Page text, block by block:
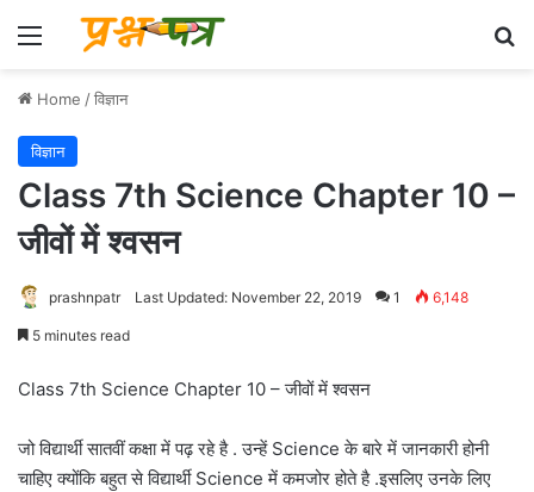
Menu
Home /विज्ञान
विज्ञान
Class 7th Science Chapter 10 –
जीवों में श्वसन
prashnpatr Last Updated: November 22, 2019 1 6,148
5 minutes read
Class 7th Science Chapter 10 – जीवों में श्वसन
जो विद्यार्थी सातवीं कक्षा में पढ़ रहे है . उन्हें Science के बारे में जानकारी होनी
चाहिए क्योंकि बहुत से विद्यार्थी Science में कमजोर होते है .इसलिए उनके लिए